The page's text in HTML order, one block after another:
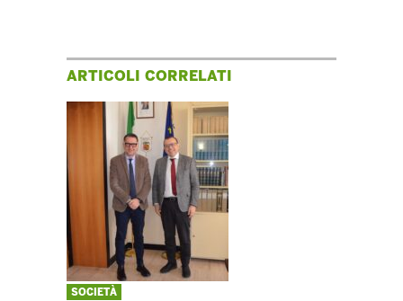
ARTICOLI CORRELATI
SOCIETÀ